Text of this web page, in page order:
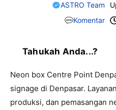
ASTRO Team
Komentar
Tahukah Anda...?
Neon box Centre Point
signage di Denpasar.
produksi, dan pemasangan